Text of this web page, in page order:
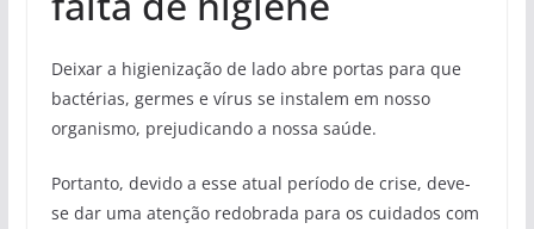
Deixar a higienização de lado abre portas para que
bactérias, germes e vírus se instalem em nosso
organismo, prejudicando a nossa saúde.
Portanto, devido a esse atual período de crise, deve-
se dar uma atenção redobrada para os cuidados com